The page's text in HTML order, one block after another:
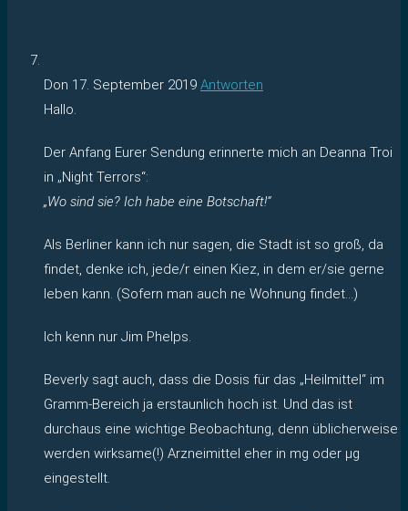
Don 17. September 2019 Antworten
Hallo.
Der Anfang Eurer Sendung erinnerte mich an Deanna Troi
in „Night Terrors“:
„Wo sind sie? Ich habe eine Botschaft!“
Als Berliner kann ich nur sagen, die Stadt ist so groß, da
findet, denke ich, jede/r einen Kiez, in dem er/sie gerne
leben kann. (Sofern man auch ne Wohnung findet…)
Ich kenn nur Jim Phelps.
Beverly sagt auch, dass die Dosis für das „Heilmittel“ im
Gramm-Bereich ja erstaunlich hoch ist. Und das ist
durchaus eine wichtige Beobachtung, denn üblicherweise
werden wirksame(!) Arzneimittel eher in mg oder µg
eingestellt.